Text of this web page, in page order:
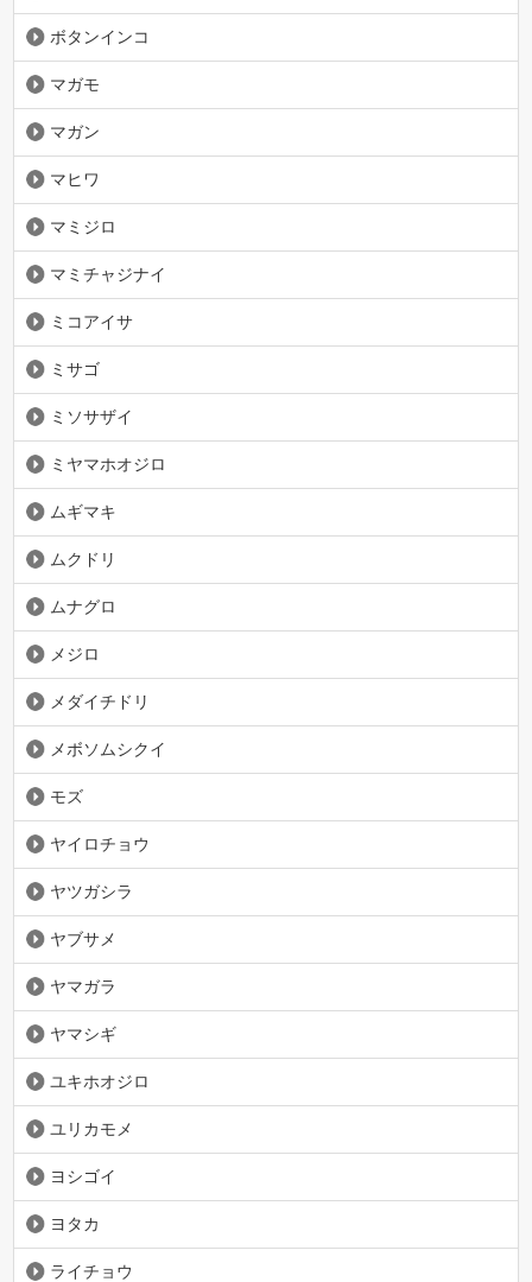
ボタンインコ
マガモ
マガン
マヒワ
マミジロ
マミチャジナイ
ミコアイサ
ミサゴ
ミソサザイ
ミヤマホオジロ
ムギマキ
ムクドリ
ムナグロ
メジロ
メダイチドリ
メボソムシクイ
モズ
ヤイロチョウ
ヤツガシラ
ヤブサメ
ヤマガラ
ヤマシギ
ユキホオジロ
ユリカモメ
ヨシゴイ
ヨタカ
ライチョウ